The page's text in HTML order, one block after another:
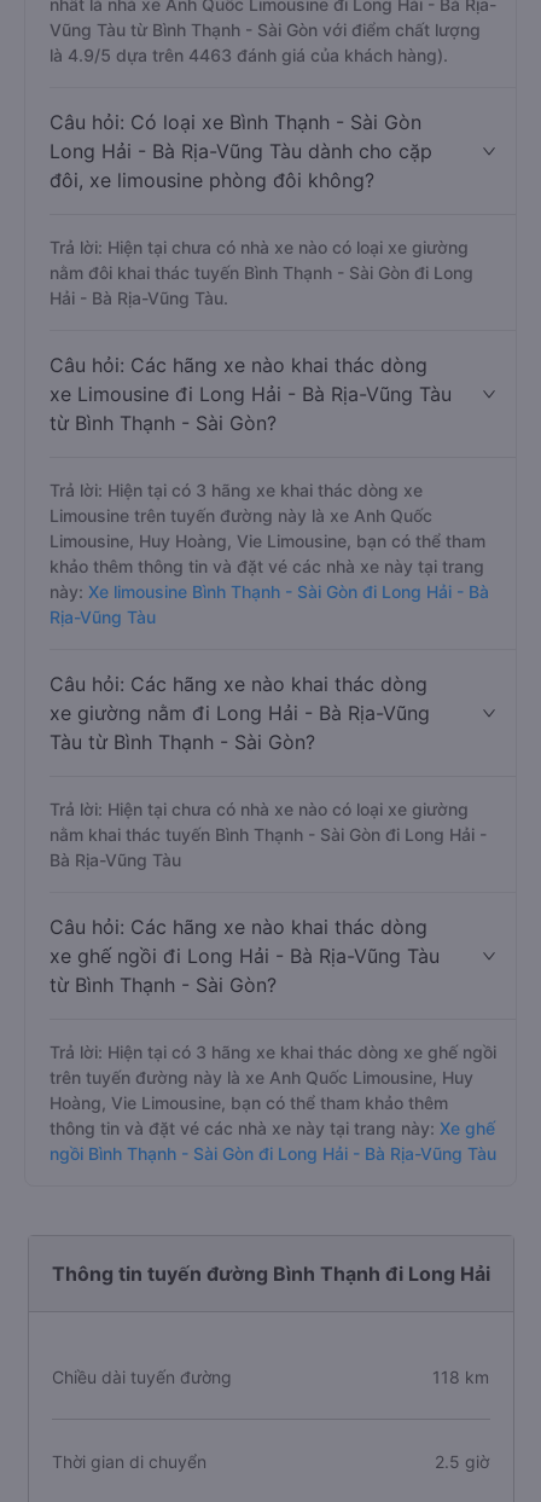
nhất là nhà xe Anh Quốc Limousine đi Long Hải - Bà Rịa-
Vũng Tàu từ Bình Thạnh - Sài Gòn với điểm chất lượng
là 4.9/5 dựa trên 4463 đánh giá của khách hàng).
Câu hỏi: Có loại xe Bình Thạnh - Sài Gòn
Long Hải - Bà Rịa-Vũng Tàu dành cho cặp
đôi, xe limousine phòng đôi không?
Trả lời: Hiện tại chưa có nhà xe nào có loại xe giường
nằm đôi khai thác tuyến Bình Thạnh - Sài Gòn đi Long
Hải - Bà Rịa-Vũng Tàu.
Câu hỏi: Các hãng xe nào khai thác dòng
xe Limousine đi Long Hải - Bà Rịa-Vũng Tàu
từ Bình Thạnh - Sài Gòn?
Trả lời: Hiện tại có 3 hãng xe khai thác dòng xe
Limousine trên tuyến đường này là xe Anh Quốc
Limousine, Huy Hoàng, Vie Limousine, bạn có thể tham
khảo thêm thông tin và đặt vé các nhà xe này tại trang
này: Xe limousine Bình Thạnh - Sài Gòn đi Long Hải - Bà
Rịa-Vũng Tàu
Câu hỏi: Các hãng xe nào khai thác dòng
xe giường nằm đi Long Hải - Bà Rịa-Vũng
Tàu từ Bình Thạnh - Sài Gòn?
Trả lời: Hiện tại chưa có nhà xe nào có loại xe giường
nằm khai thác tuyến Bình Thạnh - Sài Gòn đi Long Hải -
Bà Rịa-Vũng Tàu
Câu hỏi: Các hãng xe nào khai thác dòng
xe ghế ngồi đi Long Hải - Bà Rịa-Vũng Tàu
từ Bình Thạnh - Sài Gòn?
Trả lời: Hiện tại có 3 hãng xe khai thác dòng xe ghế ngồi
trên tuyến đường này là xe Anh Quốc Limousine, Huy
Hoàng, Vie Limousine, bạn có thể tham khảo thêm
thông tin và đặt vé các nhà xe này tại trang này: Xe ghế
ngồi Bình Thạnh - Sài Gòn đi Long Hải - Bà Rịa-Vũng Tàu
Thông tin tuyến đường Bình Thạnh đi Long Hải
Chiều dài tuyến đường 118 km
Thời gian di chuyển 2.5 giờ